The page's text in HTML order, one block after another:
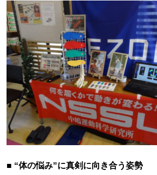
■ “体の悩み”に真剣に向き合う姿勢